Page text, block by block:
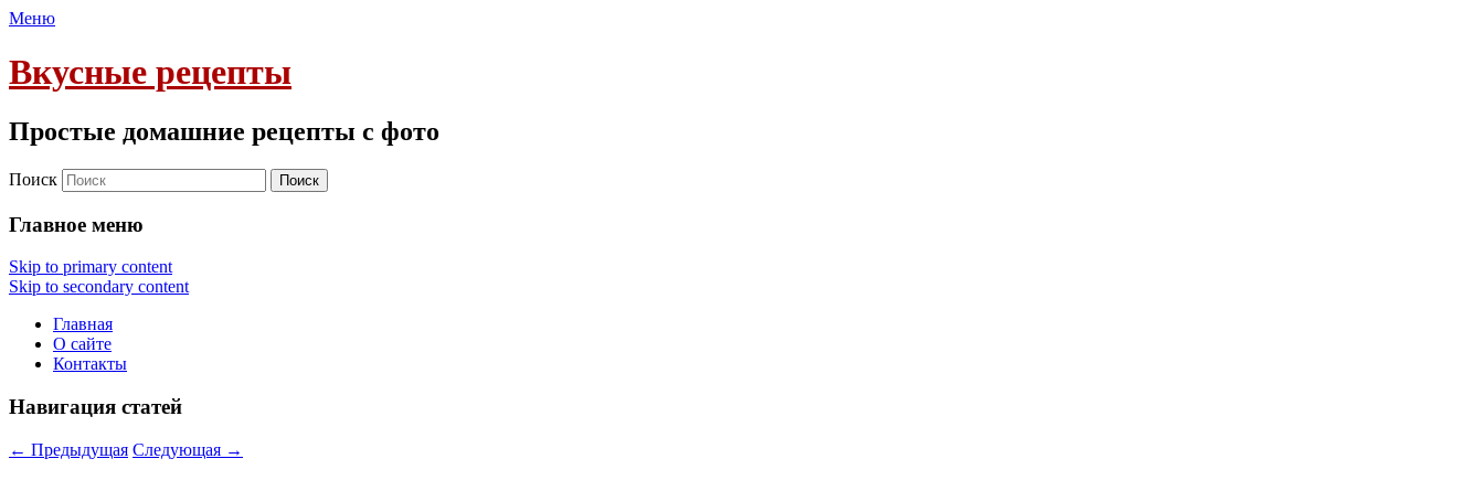
Меню
Вкусные рецепты
Простые домашние рецепты с фото
Поиск
Главное меню
Skip to primary content
Skip to secondary content
Главная
О сайте
Контакты
Навигация статей
← Предыдущая Следующая →